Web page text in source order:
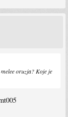
oruzja? Koje je